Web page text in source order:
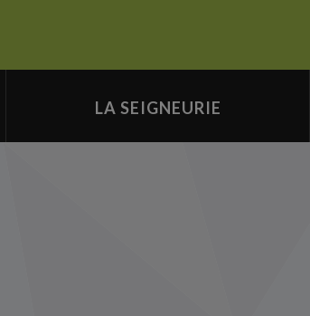
LA SEIGNEURIE